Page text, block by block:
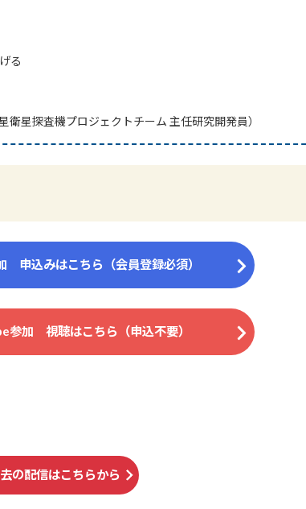
る
衛星探査機プロジェクトチーム 主任研究開発員）
込みはこちら（会員登録必須）
加 視聴はこちら（申込不要）
の配信はこちらから